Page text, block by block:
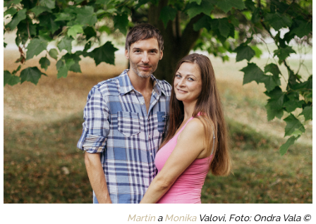
MartinaMonikaValovi, Foto: Ondra Vala ©